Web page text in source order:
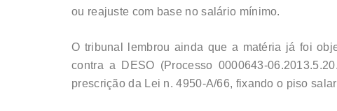
ou reajuste com base no salário mínimo.
O tribunal lembrou ainda que a matéria já foi
contra a DESO (Processo 0000643-
prescrição da Lei n. 4950-A/66, fixando o piso